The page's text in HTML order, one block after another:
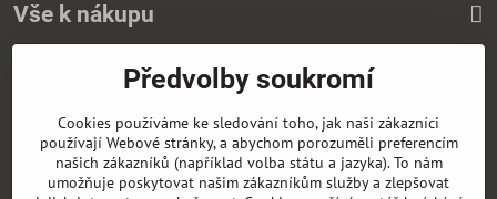
Vše k nákupu
Zasíláme i na SlovenskoPředvolby soukromí
Cookies používáme ke sledování toho, jak naši zákazníci
používají Webové stránky, a abychom porozuměli preferencím
našich zákazníků (například volba státu a jazyka). To nám
umožňuje poskytovat našim zákazníkům služby a zlepšovat